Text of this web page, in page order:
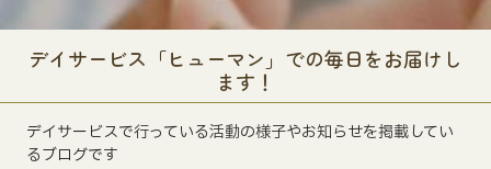
デイサービス「ヒューマン」での毎日をお届けし
ます！
デイサービスで行っている活動の様子やお知らせを掲載してい
るブログです